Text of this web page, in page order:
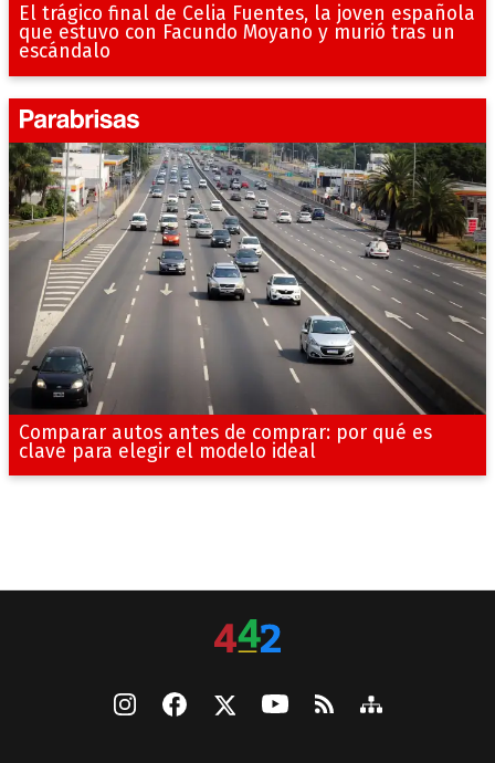
El trágico final de Celia Fuentes, la joven española
que estuvo con Facundo Moyano y murió tras un
escándalo
Comparar autos antes de comprar: por qué es
clave para elegir el modelo ideal